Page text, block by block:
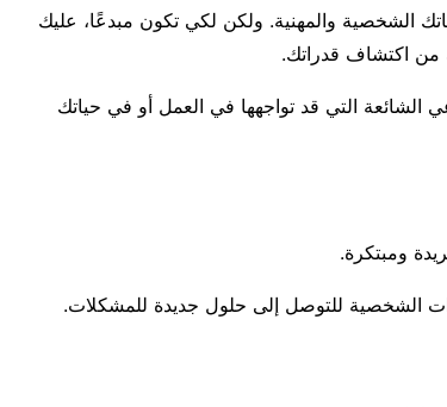
الشخصية والمهنية. ولكن لكي تكون مبدعًا، عليك
من اكتشاف قدراتك.
الشائعة التي قد تواجهها في العمل أو في حياتك
ومبتكرة.
الشخصية للتوصل إلى حلول جديدة للمشكلات.